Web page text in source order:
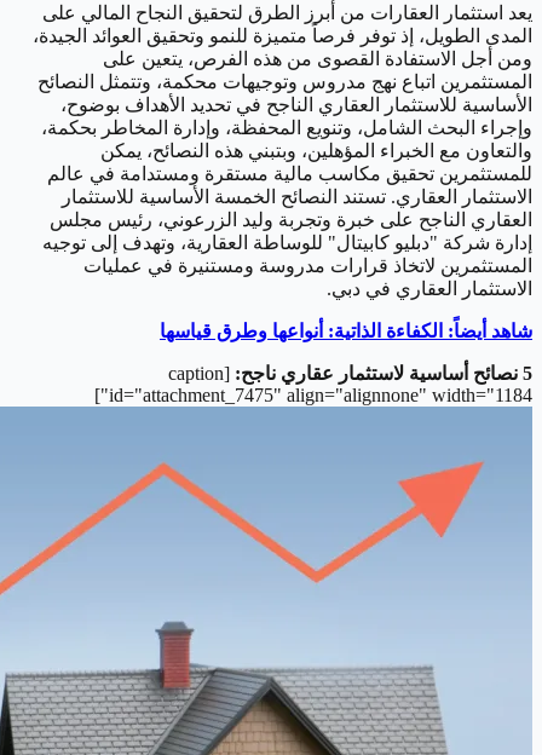
يعد استثمار العقارات من أبرز الطرق لتحقيق النجاح المالي على
المدى الطويل، إذ توفر فرصاً متميزة للنمو وتحقيق العوائد الجيدة،
ومن أجل الاستفادة القصوى من هذه الفرص، يتعين على
المستثمرين اتباع نهج مدروس وتوجيهات محكمة، وتتمثل النصائح
الأساسية للاستثمار العقاري الناجح في تحديد الأهداف بوضوح،
وإجراء البحث الشامل، وتنويع المحفظة، وإدارة المخاطر بحكمة،
والتعاون مع الخبراء المؤهلين، وبتبني هذه النصائح، يمكن
للمستثمرين تحقيق مكاسب مالية مستقرة ومستدامة في عالم
الاستثمار العقاري. تستند النصائح الخمسة الأساسية للاستثمار
العقاري الناجح على خبرة وتجربة وليد الزرعوني، رئيس مجلس
إدارة شركة "دبليو كابيتال" للوساطة العقارية، وتهدف إلى توجيه
المستثمرين لاتخاذ قرارات مدروسة ومستنيرة في عمليات
الاستثمار العقاري في دبي.
شاهد أيضاً: الكفاءة الذاتية: أنواعها وطرق قياسها
5 نصائح أساسية لاستثمار عقاري ناجح:
[caption
id="attachment_7475" align="alignnone" width="1184"]